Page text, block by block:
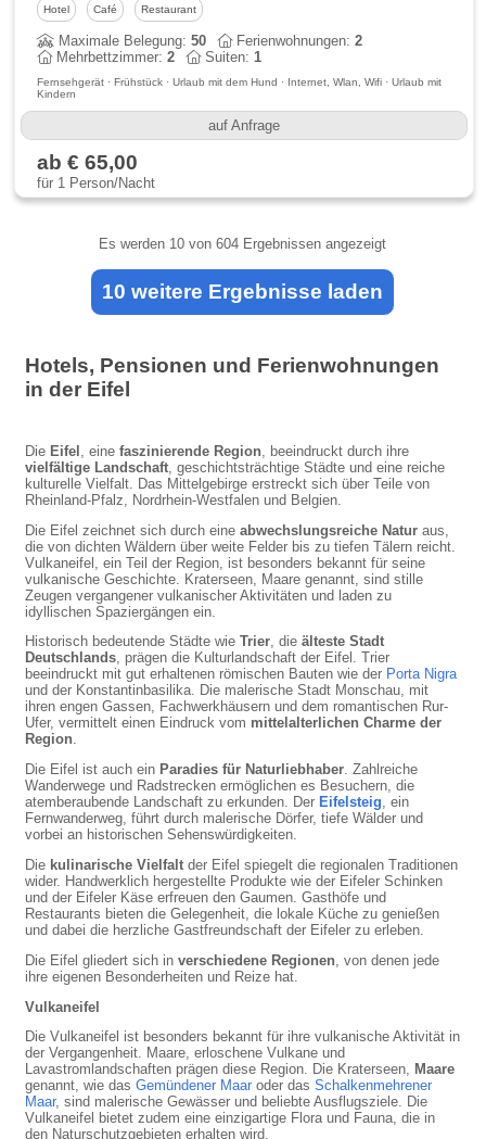
Hotel Café Restaurant
Maximale Belegung:50 Ferienwohnungen:2
Mehrbettzimmer:2 Suiten:1
Fernsehgerät · Frühstück · Urlaub mit dem Hund · Internet, Wlan, Wifi · Urlaub mit
Kindern
auf Anfrage
ab € 65,00
für 1 Person/Nacht
Es werden 10 von 604 Ergebnissen angezeigt
10 weitere Ergebnisse laden
Hotels, Pensionen und Ferienwohnungen
in der Eifel
Die Eifel , einefaszinierende Region , beeindruckt durch ihre
vielfältige Landschaft , geschichtsträchtige Städte und eine reiche
kulturelle Vielfalt. Das Mittelgebirge erstreckt sich über Teile von
Rheinland-Pfalz, Nordrhein-Westfalen und Belgien.
Die Eifel zeichnet sich durch eineabwechslungsreiche Natur aus,
die von dichten Wäldern über weite Felder bis zu tiefen Tälern reicht.
Vulkaneifel, ein Teil der Region, ist besonders bekannt für seine
vulkanische Geschichte. Kraterseen, Maare genannt, sind stille
Zeugen vergangener vulkanischer Aktivitäten und laden zu
idyllischen Spaziergängen ein.
Historisch bedeutende Städte wieTrier, dieälteste Stadt
Deutschlands, prägen die Kulturlandschaft der Eifel. Trier
beeindruckt mit gut erhaltenen römischen Bauten wie der Porta Nigra
und der Konstantinbasilika. Die malerische Stadt Monschau, mit
ihren engen Gassen, Fachwerkhäusern und dem romantischen Rur-
Ufer, vermittelt einen Eindruck vom mittelalterlichen Charme der
Region.
Die Eifel ist auch ein Paradies für Naturliebhaber. Zahlreiche
Wanderwege und Radstrecken ermöglichen es Besuchern, die
atemberaubende Landschaft zu erkunden. Der Eifelsteig, ein
Fernwanderweg, führt durch malerische Dörfer, tiefe Wälder und
vorbei an historischen Sehenswürdigkeiten.
Die kulinarische Vielfalt der Eifel spiegelt die regionalen Traditionen
wider. Handwerklich hergestellte Produkte wie der Eifeler Schinken
und der Eifeler Käse erfreuen den Gaumen. Gasthöfe und
Restaurants bieten die Gelegenheit, die lokale Küche zu genießen
und dabei die herzliche Gastfreundschaft der Eifeler zu erleben.
Die Eifel gliedert sich inverschiedene Regionen , von denen jede
ihre eigenen Besonderheiten und Reize hat.
Vulkaneifel
Die Vulkaneifel ist besonders bekannt für ihre vulkanische Aktivität in
der Vergangenheit. Maare, erloschene Vulkane und
Lavastromlandschaften prägen diese Region. Die Kraterseen, Maare
genannt, wie dasGemündener Maar oder dasSchalkenmehrener
Maar, sind malerische Gewässer und beliebte Ausflugsziele. Die
Vulkaneifel bietet zudem eine einzigartige Flora und Fauna, die in
den Naturschutzgebieten erhalten wird.